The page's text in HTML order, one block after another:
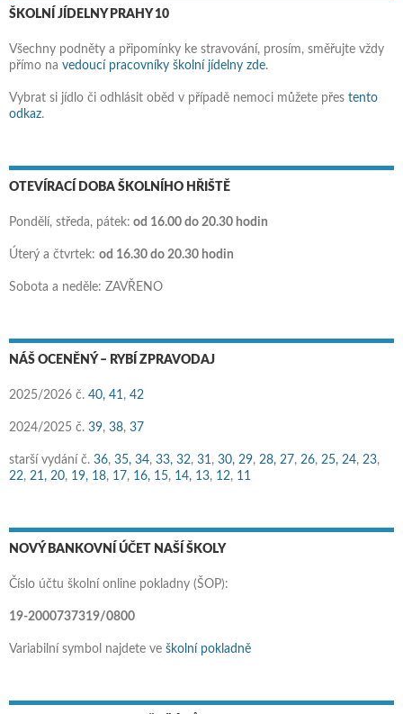
ŠKOLNÍ JÍDELNY PRAHY 10
Všechny podněty a připomínky ke stravování, prosím, směřujte vždy
přímo na vedoucí pracovníky školní jídelny zde.
Vybrat si jídlo či odhlásit oběd v případě nemoci můžete přes tento
odkaz.
OTEVÍRACÍ DOBA ŠKOLNÍHO HŘIŠTĚ
Pondělí, středa, pátek: od 16.00 do 20.30 hodin
Úterý a čtvrtek: od 16.30 do 20.30 hodin
Sobota a neděle: ZAVŘENO
NÁŠ OCENĚNÝ – RYBÍ ZPRAVODAJ
2025/2026 č. 40, 41, 42
2024/2025 č. 39, 38, 37
starší vydání č. 36, 35, 34, 33, 32, 31, 30, 29, 28, 27, 26, 25, 24, 23,
22, 21, 20, 19, 18, 17, 16, 15, 14, 13, 12, 11
NOVÝ BANKOVNÍ ÚČET NAŠÍ ŠKOLY
Číslo účtu školní online pokladny (ŠOP):
19-2000737319/0800
Variabilní symbol najdete ve školní pokladně